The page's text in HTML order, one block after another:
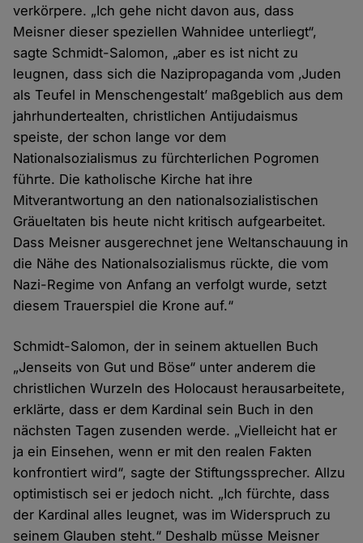
verkörpere. „Ich gehe nicht davon aus, dass
Meisner dieser speziellen Wahnidee unterliegt“,
sagte Schmidt-Salomon, „aber es ist nicht zu
leugnen, dass sich die Nazipropaganda vom ‚Juden
als Teufel in Menschengestalt’ maßgeblich aus dem
jahrhundertealten, christlichen Antijudaismus
speiste, der schon lange vor dem
Nationalsozialismus zu fürchterlichen Pogromen
führte. Die katholische Kirche hat ihre
Mitverantwortung an den nationalsozialistischen
Gräueltaten bis heute nicht kritisch aufgearbeitet.
Dass Meisner ausgerechnet jene Weltanschauung in
die Nähe des Nationalsozialismus rückte, die vom
Nazi-Regime von Anfang an verfolgt wurde, setzt
diesem Trauerspiel die Krone auf.“
Schmidt-Salomon, der in seinem aktuellen Buch
„Jenseits von Gut und Böse“ unter anderem die
christlichen Wurzeln des Holocaust herausarbeitete,
erklärte, dass er dem Kardinal sein Buch in den
nächsten Tagen zusenden werde. „Vielleicht hat er
ja ein Einsehen, wenn er mit den realen Fakten
konfrontiert wird“, sagte der Stiftungssprecher. Allzu
optimistisch sei er jedoch nicht. „Ich fürchte, dass
der Kardinal alles leugnet, was im Widerspruch zu
seinem Glauben steht.“ Deshalb müsse Meisner